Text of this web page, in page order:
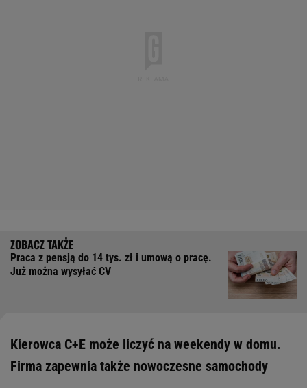
Praca z pensją do 14 tys. zł i umową o pracę.
Już można wysyłać CV
Kierowca C+E może liczyć na weekendy w domu.
Firma zapewnia także nowoczesne samochody